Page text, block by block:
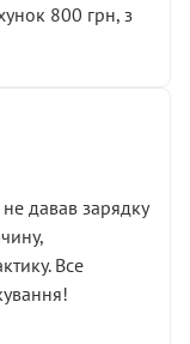
800 грн, з
реальної
Після
що
у гальмах
оплачена
давав зарядку
Все